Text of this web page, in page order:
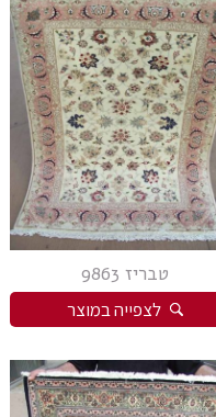
טבריז 9863
לצפייה במוצר